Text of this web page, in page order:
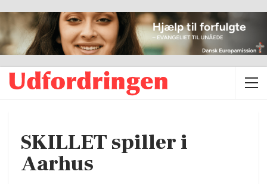
SKILLET spiller i
Aarhus